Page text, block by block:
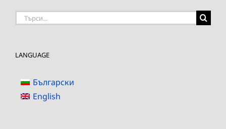
Търсене
LANGUAGE
Български
English